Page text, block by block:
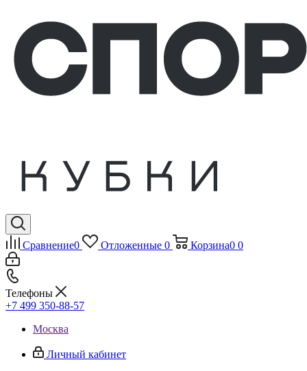
Сравнение0 Отложенные 0 Корзина0 0
Телефоны
+7 499 350-88-57
Москва
Личный кабинет